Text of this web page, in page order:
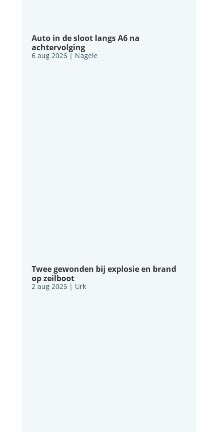
Auto in de sloot langs A6 na
achtervolging
6 aug 2026| Nagele
Twee gewonden bij explosie en brand
op zeilboot
2 aug 2026| Urk